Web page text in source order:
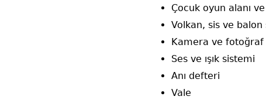
Çocuk oyun alanı
Volkan, sis ve balon
Kamera ve fotoğraf
Ses ve ışık sistemi
Anı defteri
Vale